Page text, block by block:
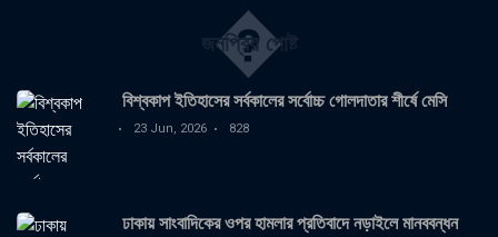
জনপ্রিয় পোষ্ট
�
বিশ্বকাপ ইতিহাসের সর্বকালের সর্বোচ্চ গোলদাতার শীর্ষে মেসি
23 Jun, 2026 828
ঢাকায় সাংবাদিকের ওপর হামলার প্রতিবাদে নড়াইলে মানববন্ধন